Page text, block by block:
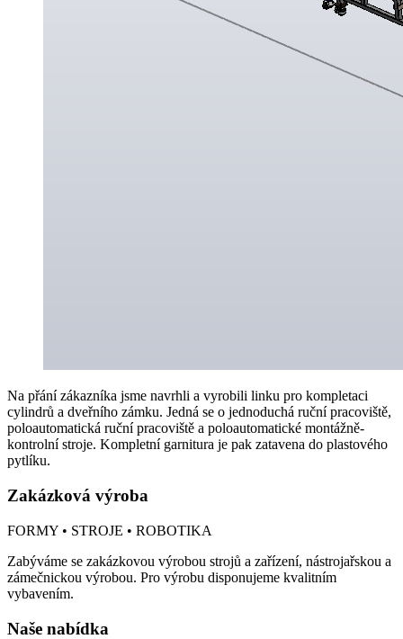
Na přání zákazníka jsme navrhli a vyrobili linku pro kompletaci
cylindrů a dveřního zámku. Jedná se o jednoduchá ruční pracoviště,
poloautomatická ruční pracoviště a poloautomatické montážně-
kontrolní stroje. Kompletní garnitura je pak zatavena do plastového
pytlíku.
Zakázková výroba
FORMY • STROJE • ROBOTIKA
Zabýváme se zakázkovou výrobou strojů a zařízení, nástrojařskou a
zámečnickou výrobou. Pro výrobu disponujeme kvalitním
vybavením.
Naše nabídka